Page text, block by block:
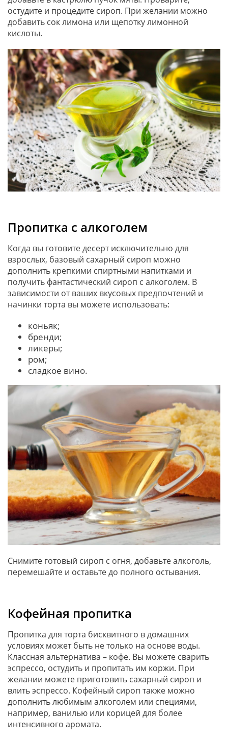
остудите и процедите сироп. При желании можно
добавить сок лимона или щепотку лимонной
кислоты.
Пропитка с алкоголем
Когда вы готовите десерт исключительно для
взрослых, базовый сахарный сироп можно
дополнить крепкими спиртными напитками и
получить фантастический сироп с алкоголем. В
зависимости от ваших вкусовых предпочтений и
начинки торта вы можете использовать:
коньяк;
бренди;
ликеры;
ром;
сладкое вино.
Снимите готовый сироп с огня, добавьте алкоголь,
перемешайте и оставьте до полного остывания.
Кофейная пропитка
Пропитка для торта бисквитного в домашних
условиях может быть не только на основе воды.
Классная альтернатива – кофе. Вы можете сварить
эспрессо, остудить и пропитать им коржи. При
желании можете приготовить сахарный сироп и
влить эспрессо. Кофейный сироп также можно
дополнить любимым алкоголем или специями,
например, ванилью или корицей для более
интенсивного аромата.